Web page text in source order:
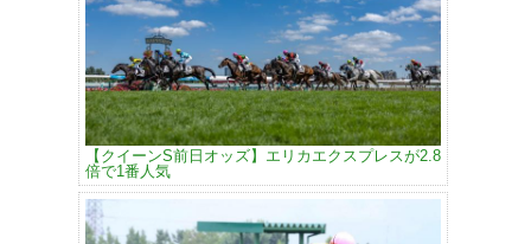
【クイーンS前日オッズ】エリカエクスプレスが2.8
倍で1番人気